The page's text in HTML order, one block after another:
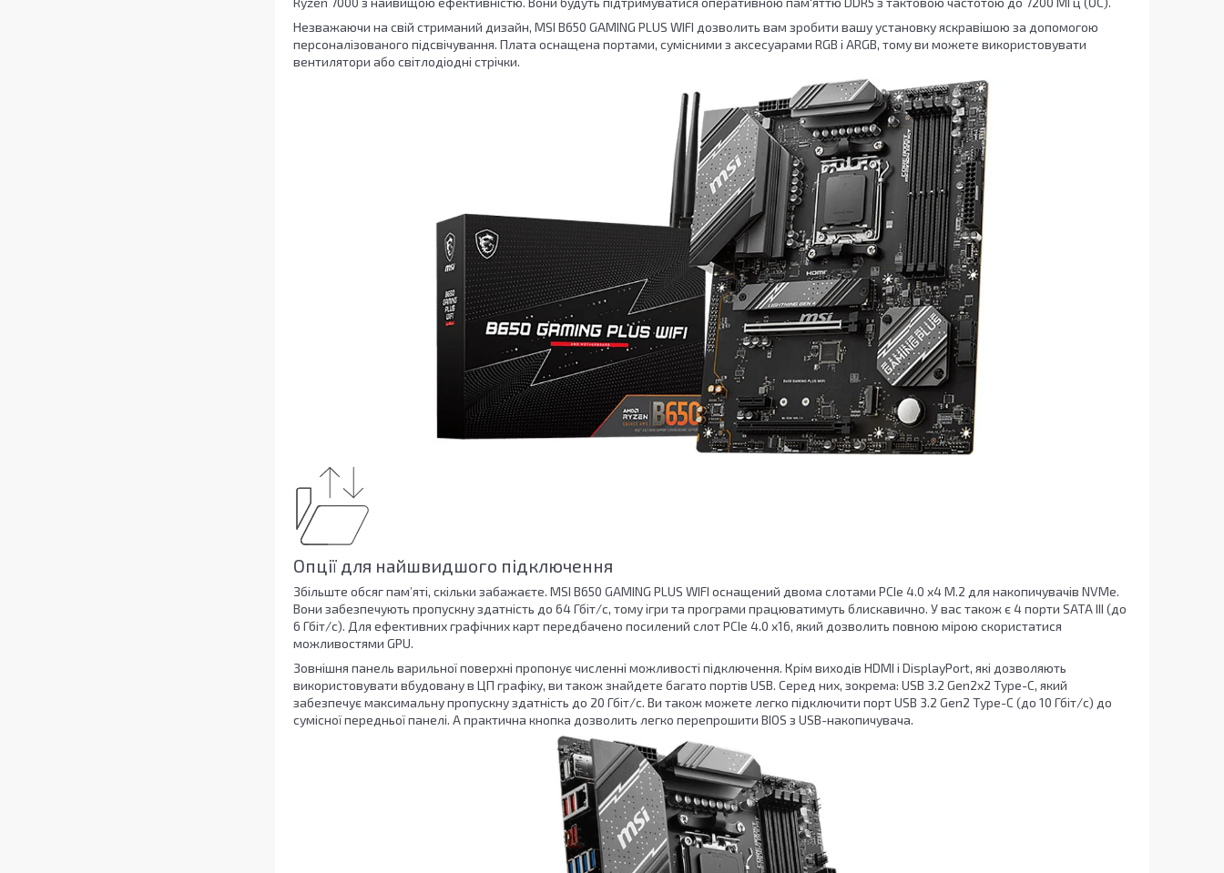
Незважаючи на свій стриманий дизайн, MSI B650 GAMING PLUS WIFI дозволить вам зробити вашу установку яскравішою за допомогою
персоналізованого підсвічування. Плата оснащена портами, сумісними з аксесуарами RGB і ARGB, тому ви можете використовувати
вентилятори або світлодіодні стрічки.
Опції для найшвидшого підключення
Збільште обсяг пам’яті, скільки забажаєте. MSI B650 GAMING PLUS WIFI оснащений двома слотами PCIe 4.0 x4 M.2 для накопичувачів NVMe.
Вони забезпечують пропускну здатність до 64 Гбіт/с, тому ігри та програми працюватимуть блискавично. У вас також є 4 порти SATA III (до
6 Гбіт/с). Для ефективних графічних карт передбачено посилений слот PCIe 4.0 x16, який дозволить повною мірою скористатися
можливостями GPU.
Зовнішня панель варильної поверхні пропонує численні можливості підключення. Крім виходів HDMI і DisplayPort, які дозволяють
використовувати вбудовану в ЦП графіку, ви також знайдете багато портів USB. Серед них, зокрема: USB 3.2 Gen2x2 Type-C, який
забезпечує максимальну пропускну здатність до 20 Гбіт/с. Ви також можете легко підключити порт USB 3.2 Gen2 Type-C (до 10 Гбіт/с) до
сумісної передньої панелі. А практична кнопка дозволить легко перепрошити BIOS з USB-накопичувача.